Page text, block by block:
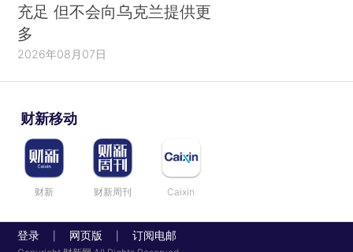
充足 但不会向乌克兰提供更
多
2026年08月07日
财新移动
财新 财新周刊 Caixin
登录 网页版 订阅电邮